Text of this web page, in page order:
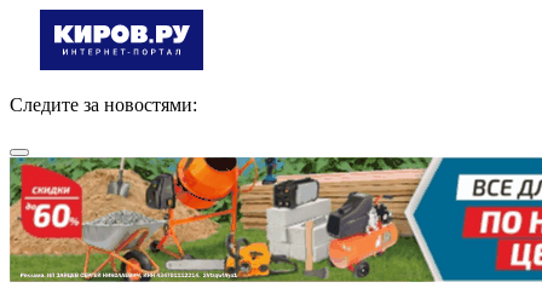
Следите за новостями: